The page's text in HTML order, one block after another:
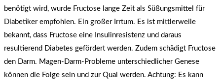
benötigt wird, wurde Fructose lange Zeit als Süßungsmittel für
Diabetiker empfohlen. Ein großer Irrtum. Es ist mittlerweile
bekannt, dass Fructose eine Insulinresistenz und daraus
resultierend Diabetes gefördert werden. Zudem schädigt Fructose
den Darm. Magen-Darm-Probleme unterschiedlicher Genese
können die Folge sein und zur Qual werden. Achtung: Es kann